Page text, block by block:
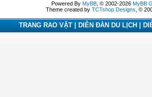
Powered By MyBB, © 2002-2026 MyBB
Theme created by TCTshop Designs , ©
TRANG RAO VẶT | DIỄN ĐÀN DU LỊCH |